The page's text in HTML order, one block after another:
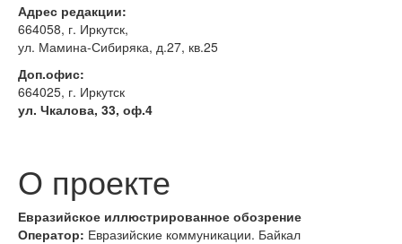
Адрес редакции:
664058, г. Иркутск,
ул. Мамина-Сибиряка, д.27, кв.25
Доп.офис:
664025, г. Иркутск
ул. Чкалова, 33, оф.4
О проекте
Евразийское иллюстрированное обозрение
Оператор: Евразийские коммуникации. Байкал